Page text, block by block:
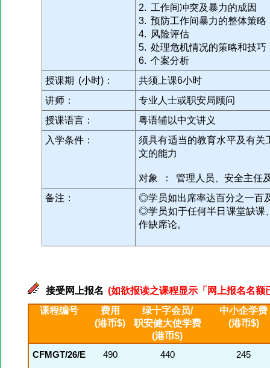
2. 工作间冲突及暴力的成因
3. 预防工作间暴力的整体策略
4. 风险评估
5. 处理危机情况的策略和技巧
6. 个案分析
授课期 (小时)：
共须上课6小时
讲师：
专业人士或职安局顾问
授课语言：
粤语辅以中文讲义
入学条件：
须具有适当的教育水平及有
文的能力
对象 ： 管理人员、安全主任
备注：
◎学员如出席率达百分之一百
◎学员如于任何半日课堂缺课
作缺席论。
接受网上报名 (如欲报读之课程显示「网上报名名
课程编号
费用
(港币$)
绿十字会员/
职安健大使学费
(港币$)
中小企学费
(港币$)
CFMGT/26/E 490 440 245